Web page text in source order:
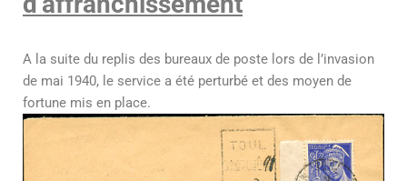
A la suite du replis des bureaux de poste lors de l’invasion
de mai 1940, le service a été perturbé et des moyen de
fortune mis en place.